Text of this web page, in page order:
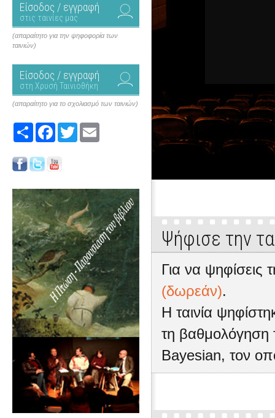
Είσοδος / εγγραφή
στις ταινίες μας
(απαραίτητο για την ψηφοφορία των
ταινιών)
Είσοδος / εγγραφή
στη Χρυσή Ταινιοθήκη
(απαραίτητο για το σχολιασμό των ταινιών)
Share FacebookTwitter
Ψήφισε την
Για να ψηφίσεις
(δωρεάν).
Η ταινία
τη βαθμολόγηση
Bayesian, τον